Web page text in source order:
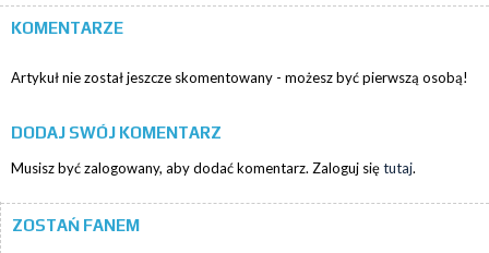
KOMENTARZE
Artykuł nie został jeszcze skomentowany - możesz być pierwszą osobą!
DODAJ SWÓJ KOMENTARZ
Musisz być zalogowany, aby dodać komentarz. Zaloguj siętutaj.
ZOSTAŃ FANEM